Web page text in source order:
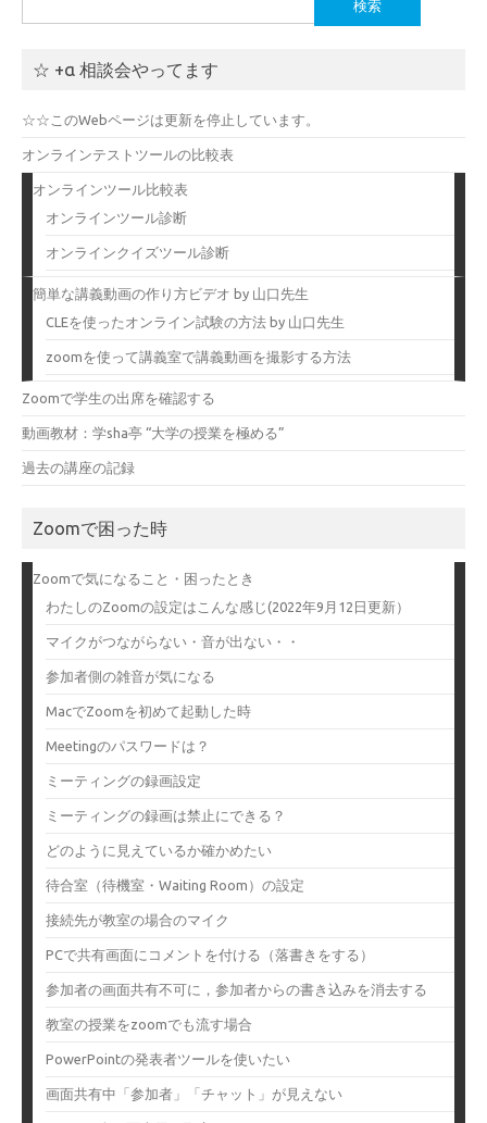
索:
☆ +α 相談会やってます
☆☆このWebページは更新を停止しています。
オンラインテストツールの比較表
オンラインツール比較表
オンラインツール診断
オンラインクイズツール診断
簡単な講義動画の作り方ビデオ by 山口先生
CLEを使ったオンライン試験の方法 by 山口先生
zoomを使って講義室で講義動画を撮影する方法
Zoomで学生の出席を確認する
動画教材：学sha亭 “大学の授業を極める”
過去の講座の記録
Zoomで困った時
Zoomで気になること・困ったとき
わたしのZoomの設定はこんな感じ(2022年9月12日更新）
マイクがつながらない・音が出ない・・
参加者側の雑音が気になる
MacでZoomを初めて起動した時
Meetingのパスワードは？
ミーティングの録画設定
ミーティングの録画は禁止にできる？
どのように見えているか確かめたい
待合室（待機室・Waiting Room）の設定
接続先が教室の場合のマイク
PCで共有画面にコメントを付ける（落書きをする）
参加者の画面共有不可に，参加者からの書き込みを消去する
教室の授業をzoomでも流す場合
PowerPointの発表者ツールを使いたい
画面共有中「参加者」「チャット」が見えない